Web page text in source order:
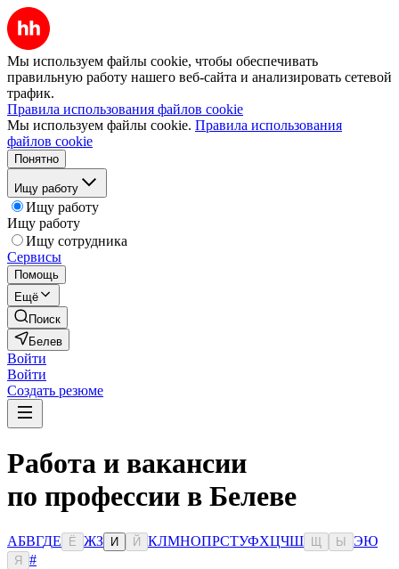
Мы используем файлы cookie, чтобы обеспечивать
правильную работу нашего веб-сайта и анализировать сетевой
трафик.
Правила использования файлов cookie
Мы используем файлы cookie. Правила использования
файлов cookie
Понятно
Ищу работу
Ищу работу
Ищу работу
Ищу сотрудника
Сервисы
Помощь
Ещё
Поиск
Белев
Войти
Войти
Создать резюме
Работа и вакансии
по профессии в Белеве
АБВГДЕ Ё ЖЗ И Й КЛМНОПРСТУФХЦЧШ Ы ЭЮ
Я
#